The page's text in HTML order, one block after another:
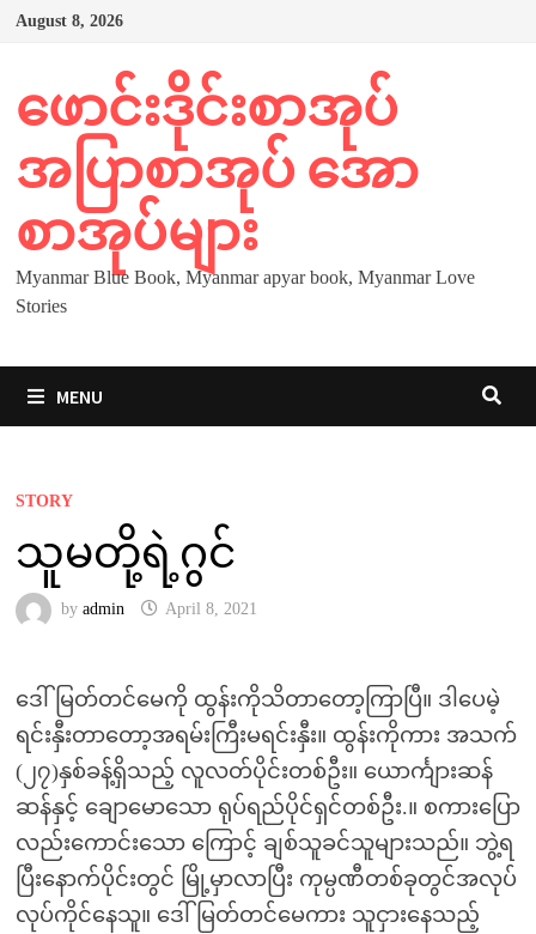
Skip
August 8, 2026
ဖောင်းဒိုင်းစာအုပ်
အပြာစာအုပ် အော
စာအုပ်များ
Myanmar Blue Book, Myanmar apyar book, Myanmar Love
Stories
MENU
STORY
သူမတို့ရဲ့ဂွင်
by admin April 8, 2021
ဒေါ်မြတ်တင်မေကို ထွန်းကိုသိတာတော့ကြာပြီ။ ဒါပေမဲ့
ရင်းနှီးတာတော့အရမ်းကြီးမရင်းနှီး။ ထွန်းကိုကား အသက်
(၂၇)နှစ်ခန့်ရှိသည့် လူလတ်ပိုင်းတစ်ဦး။ ယောင်္ကျားဆန်
ဆန်နှင့် ချောမောသော ရုပ်ရည်ပိုင်ရှင်တစ်ဦး.။ စကားပြော
လည်းကောင်းသော ကြောင့် ချစ်သူခင်သူများသည်။ ဘွဲ့ရ
ပြီးနောက်ပိုင်းတွင် မြို့မှာလာပြီး ကုမ္ပဏီတစ်ခုတွင်အလုပ်
လုပ်ကိုင်နေသူ။ ဒေါ်မြတ်တင်မေကား သူငှားနေသည့်